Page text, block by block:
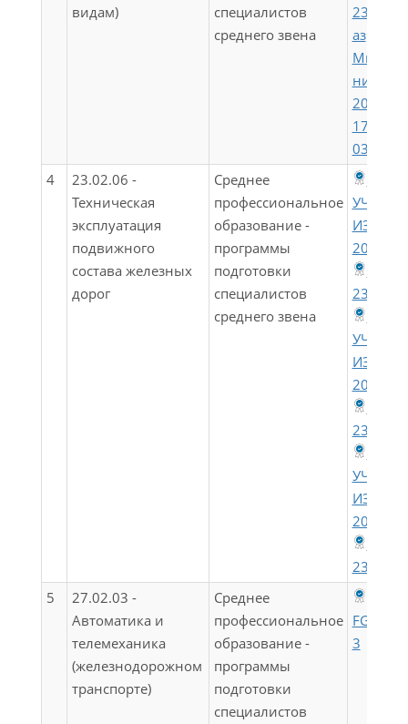
видам)
специалистов
среднего звена
аз
ния
176
4
23.02.06 -
Техническая
эксплуатация
подвижного
состава железных
дорог
Среднее
профессиональное
образование -
программы
подготовки
специалистов
среднего звена
УЧЕТОМ
2022)(Т)
23.02.06
УЧЕТОМ
2022)(Т)
23.02.06
УЧЕТОМ
2022)(Т)
23.02.06
5
27.02.03 -
Автоматика и
телемеханика
(железнодорожном
транспорте)
Среднее
профессиональное
образование -
программы
подготовки
специалистов
3